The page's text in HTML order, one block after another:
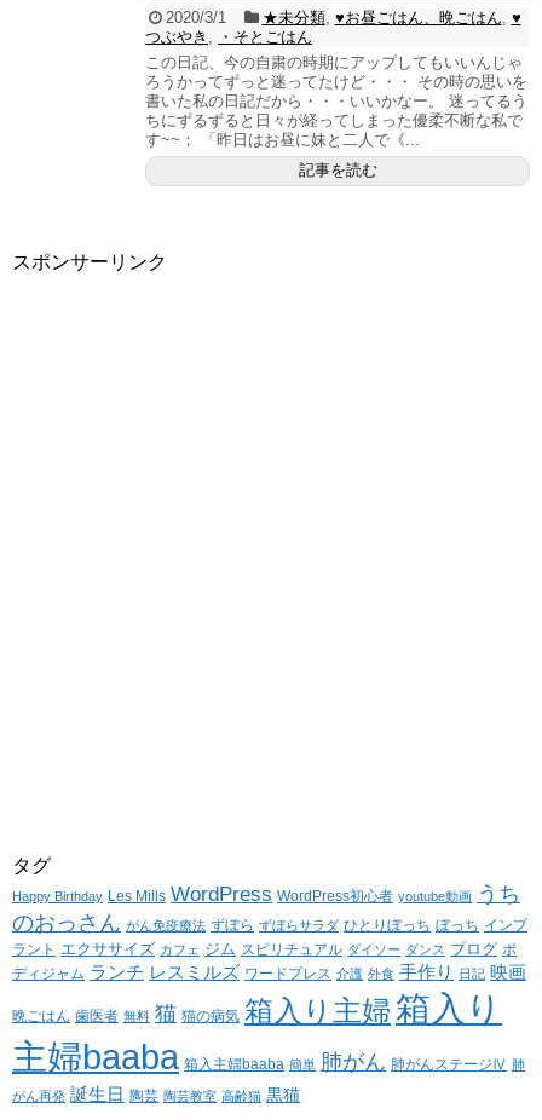
2020/3/1 ★未分類, ♥お昼ごはん、晩ごはん, ♥
つぶやき ,
・そとごはん
この日記、今の自粛の時期にアップしてもいいんじゃ
ろうかってずっと迷ってたけど・・・ その時の思いを
書いた私の日記だから・・・いいかなー。 迷ってるう
ちにずるずると日々が経ってしまった優柔不断な私で
す~~； 「昨日はお昼に妹と二人で《...
記事を読む
スポンサーリンク
タグ
Happy Birthday Les Mills WordPress WordPress初心者 youtube動画 うち
のおっさん がん免疫療法 ずぼら ずぼらサラダ ひとりぼっち ぼっち インプ
ラント エクササイズ カフェ ジム スピリチュアル ダイソー ダンス ブログ ボ
ディジャム ランチ レスミルズ ワードプレス 介護 外食 手作り 日記 映画
晩ごはん 歯医者 無料 猫 猫の病気 箱入り主婦箱入り
主婦baaba 箱入主婦baaba 簡単 肺がん 肺がんステージⅣ 肺
がん再発 誕生日 陶芸 陶芸教室 高齢猫 黒猫